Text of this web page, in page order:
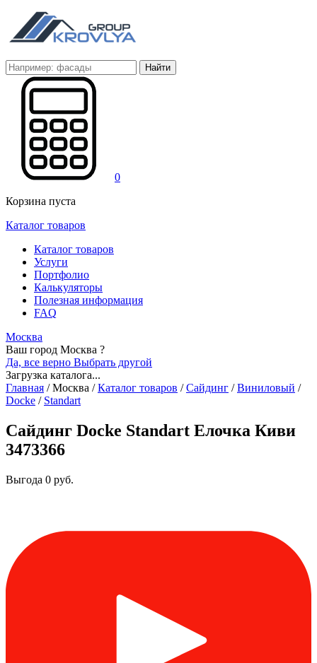
Найти
0
Корзина пуста
Каталог товаров
Каталог товаров
Услуги
Портфолио
Калькуляторы
Полезная информация
FAQ
Москва
Ваш город Москва ?
Да, все верно Выбрать другой
Загрузка каталога...
Главная /Москва / Каталог товаров / Сайдинг / Виниловый /
Docke / Standart
Сайдинг Docke Standart Елочка Киви
3473366
Выгода 0 руб.